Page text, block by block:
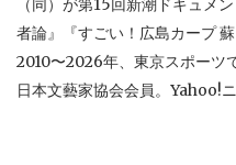
（同）が第15回新潮ドキュメ
者論』『すごい！広島カープ
2010〜2026年、東京スポーツ
日本文藝家協会会員。Yahoo!